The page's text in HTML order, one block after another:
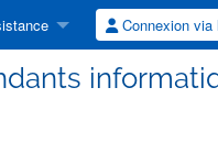
Connexion via